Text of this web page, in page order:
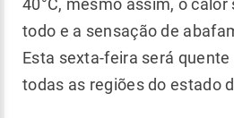
40°C, mesmo assim, o
todo e a sensação de
Esta sexta-feira será
todas as regiões do estado